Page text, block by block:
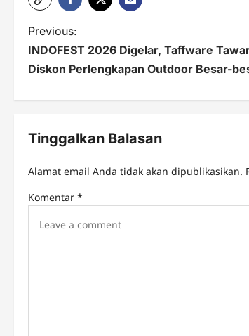
P
o
n
i
Previous:
INDOFEST 2026 Digelar, Taffware
Diskon Perlengkapan Outdoor Besar-
Tinggalkan Balasan
Alamat email Anda tidak akan dipublikasikan.
Komentar *